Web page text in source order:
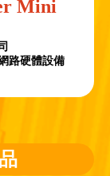
Mini
路硬體設備